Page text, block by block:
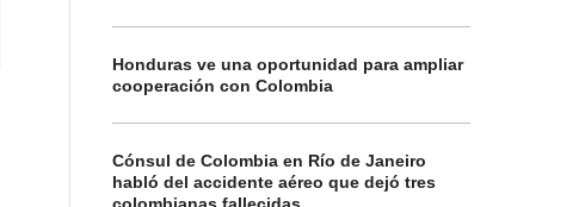
Honduras ve una oportunidad para ampliar
cooperación con Colombia
Cónsul de Colombia en Río de Janeiro
habló del accidente aéreo que dejó tres